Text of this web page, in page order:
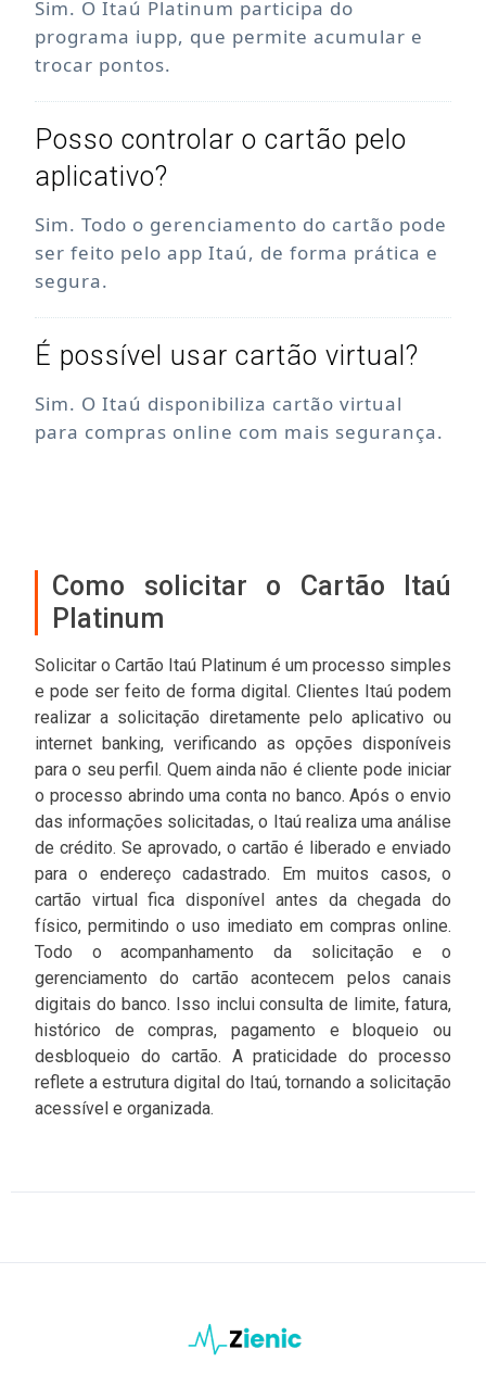
Sim. O Itaú Platinum participa do
programa iupp, que permite acumular e
trocar pontos.
Posso controlar o cartão pelo
aplicativo?
Sim. Todo o gerenciamento do cartão pode
ser feito pelo app Itaú, de forma prática e
segura.
É possível usar cartão virtual?
Sim. O Itaú disponibiliza cartão virtual
para compras online com mais segurança.
Como solicitar o Cartão Itaú
Platinum
Solicitar o Cartão Itaú Platinum é um processo simples
e pode ser feito de forma digital. Clientes Itaú podem
realizar a solicitação diretamente pelo aplicativo ou
internet banking, verificando as opções disponíveis
para o seu perfil. Quem ainda não é cliente pode iniciar
o processo abrindo uma conta no banco. Após o envio
das informações solicitadas, o Itaú realiza uma análise
de crédito. Se aprovado, o cartão é liberado e enviado
para o endereço cadastrado. Em muitos casos, o
cartão virtual fica disponível antes da chegada do
físico, permitindo o uso imediato em compras online.
Todo o acompanhamento da solicitação e o
gerenciamento do cartão acontecem pelos canais
digitais do banco. Isso inclui consulta de limite, fatura,
histórico de compras, pagamento e bloqueio ou
desbloqueio do cartão. A praticidade do processo
reflete a estrutura digital do Itaú, tornando a solicitação
acessível e organizada.